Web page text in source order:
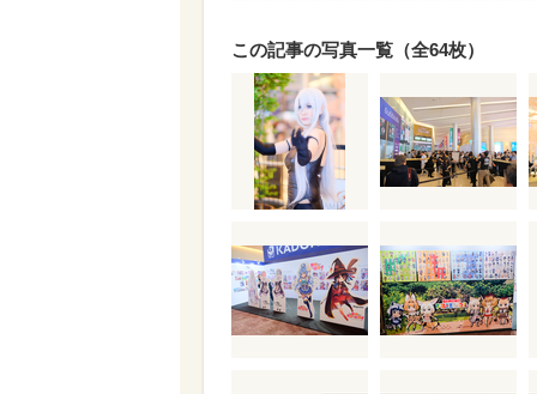
この記事の写真一覧（全64枚）